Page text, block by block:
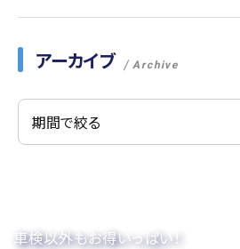
アーカイブ Archive
車検以外もお得いっぱい！